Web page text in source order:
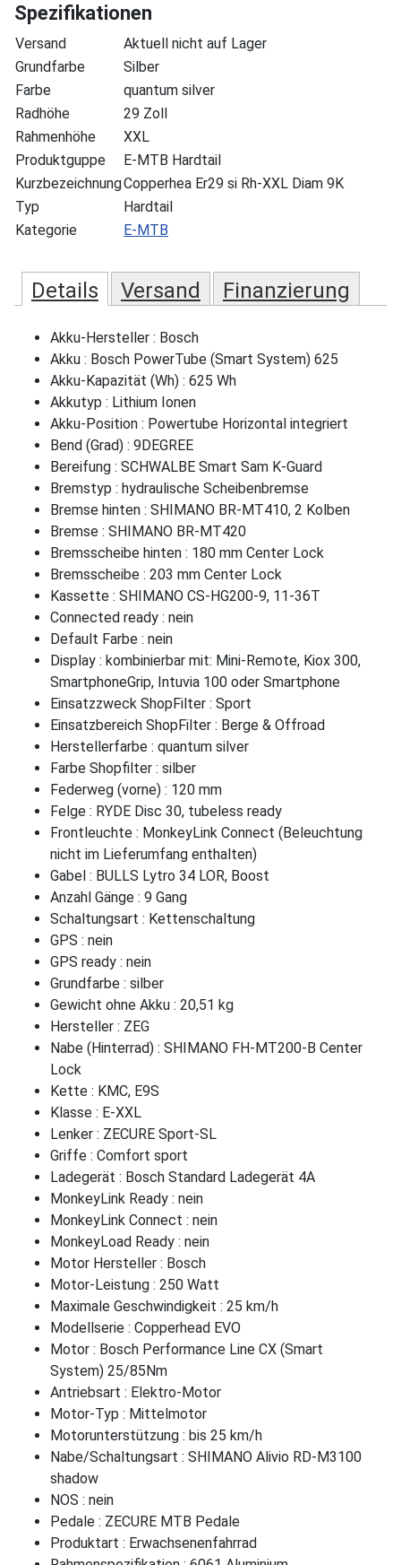
Spezifikationen
Versand
Aktuell nicht auf Lager
Grundfarbe
Silber
Farbe
quantum silver
Radhöhe
29 Zoll
Rahmenhöhe
XXL
Produktguppe
E-MTB Hardtail
KurzbezeichnungCopperhea Er29 si Rh-XXL Diam 9K
Typ
Hardtail
Kategorie
E-MTB
Details Versand Finanzierung
Akku-Hersteller : Bosch
Akku : Bosch PowerTube (Smart System) 625
Akku-Kapazität (Wh) : 625 Wh
Akkutyp : Lithium Ionen
Akku-Position : Powertube Horizontal integriert
Bend (Grad) : 9DEGREE
Bereifung : SCHWALBE Smart Sam K-Guard
Bremstyp : hydraulische Scheibenbremse
Bremse hinten : SHIMANO BR-MT410, 2 Kolben
Bremse : SHIMANO BR-MT420
Bremsscheibe hinten : 180 mm Center Lock
Bremsscheibe : 203 mm Center Lock
Kassette : SHIMANO CS-HG200-9, 11-36T
Connected ready : nein
Default Farbe : nein
Display : kombinierbar mit: Mini-Remote, Kiox 300,
SmartphoneGrip, Intuvia 100 oder Smartphone
Einsatzzweck ShopFilter : Sport
Einsatzbereich ShopFilter : Berge & Offroad
Herstellerfarbe : quantum silver
Farbe Shopfilter : silber
Federweg (vorne) : 120 mm
Felge : RYDE Disc 30, tubeless ready
Frontleuchte : MonkeyLink Connect (Beleuchtung
nicht im Lieferumfang enthalten)
Gabel : BULLS Lytro 34 LOR, Boost
Anzahl Gänge : 9 Gang
Schaltungsart : Kettenschaltung
GPS : nein
GPS ready : nein
Grundfarbe : silber
Gewicht ohne Akku : 20,51 kg
Hersteller : ZEG
Nabe (Hinterrad) : SHIMANO FH-MT200-B Center
Lock
Kette : KMC, E9S
Klasse : E-XXL
Lenker : ZECURE Sport-SL
Griffe : Comfort sport
Ladegerät : Bosch Standard Ladegerät 4A
MonkeyLink Ready : nein
MonkeyLink Connect : nein
MonkeyLoad Ready : nein
Motor Hersteller : Bosch
Motor-Leistung : 250 Watt
Maximale Geschwindigkeit : 25 km/h
Modellserie : Copperhead EVO
Motor : Bosch Performance Line CX (Smart
System) 25/85Nm
Antriebsart : Elektro-Motor
Motor-Typ : Mittelmotor
Motorunterstützung : bis 25 km/h
Nabe/Schaltungsart : SHIMANO Alivio RD-M3100
shadow
NOS : nein
Pedale : ZECURE MTB Pedale
Produktart : Erwachsenenfahrrad